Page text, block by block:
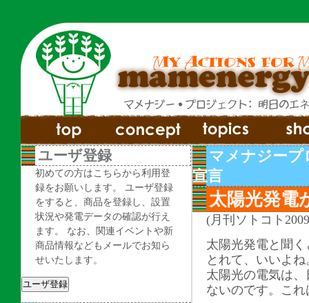
ユーザ登録
初めての方はこちらから利用登
録をお願いします。 ユーザ登録
をすると、商品を登録し、設置
状況や発電データの確認が行え
ます。 なお、関連イベントや新
商品情報などもメールでお知ら
せいたします。
マメナジープ
宣言
太陽光発電
(月刊ソトコト
太陽光発電と聞
とれて、いいよ
太陽光の電気は
ないのです。こ